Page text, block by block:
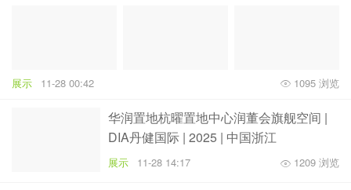
展示 11-28 00:42 1095 浏览
华润置地杭曜置地中心润董会旗舰空间 |
DIA丹健国际 | 2025 | 中国浙江
展示 11-28 14:17 1209 浏览